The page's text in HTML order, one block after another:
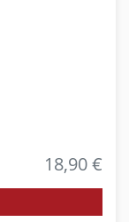
18,90 €